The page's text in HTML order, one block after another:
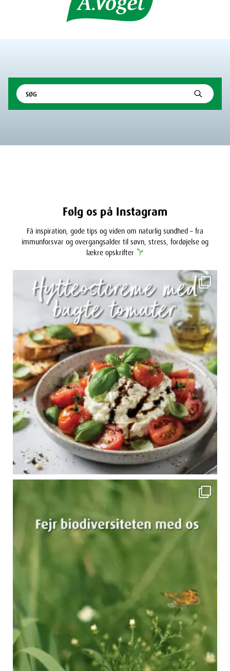
Følg os på Instagram
Få inspiration, gode tips og viden om naturlig sundhed – fra
immunforsvar og overgangsalder til søvn, stress, fordøjelse og
lækre opskrifter